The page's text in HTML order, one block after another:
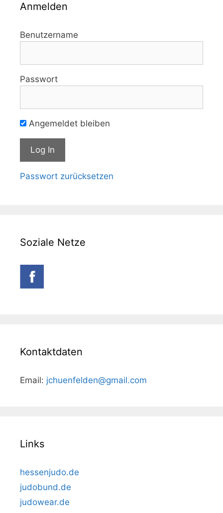
Anmelden
Benutzername
Passwort
Angemeldet bleiben
Passwort zurücksetzen
Soziale Netze
Kontaktdaten
Email: jchuenfelden@gmail.com
Links
hessenjudo.de
judobund.de
judowear.de